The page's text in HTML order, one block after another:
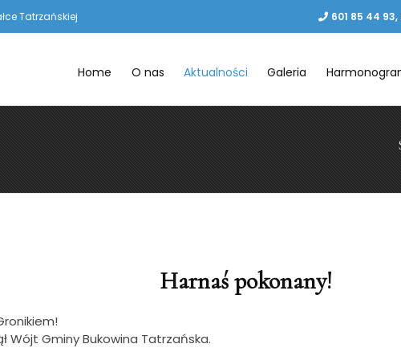
Tatrzańskiej 601 85 44
Home O nas Aktualności Galeria
Harnaś pokonany!
Wójt Gminy Bukowina Tatrzańska.